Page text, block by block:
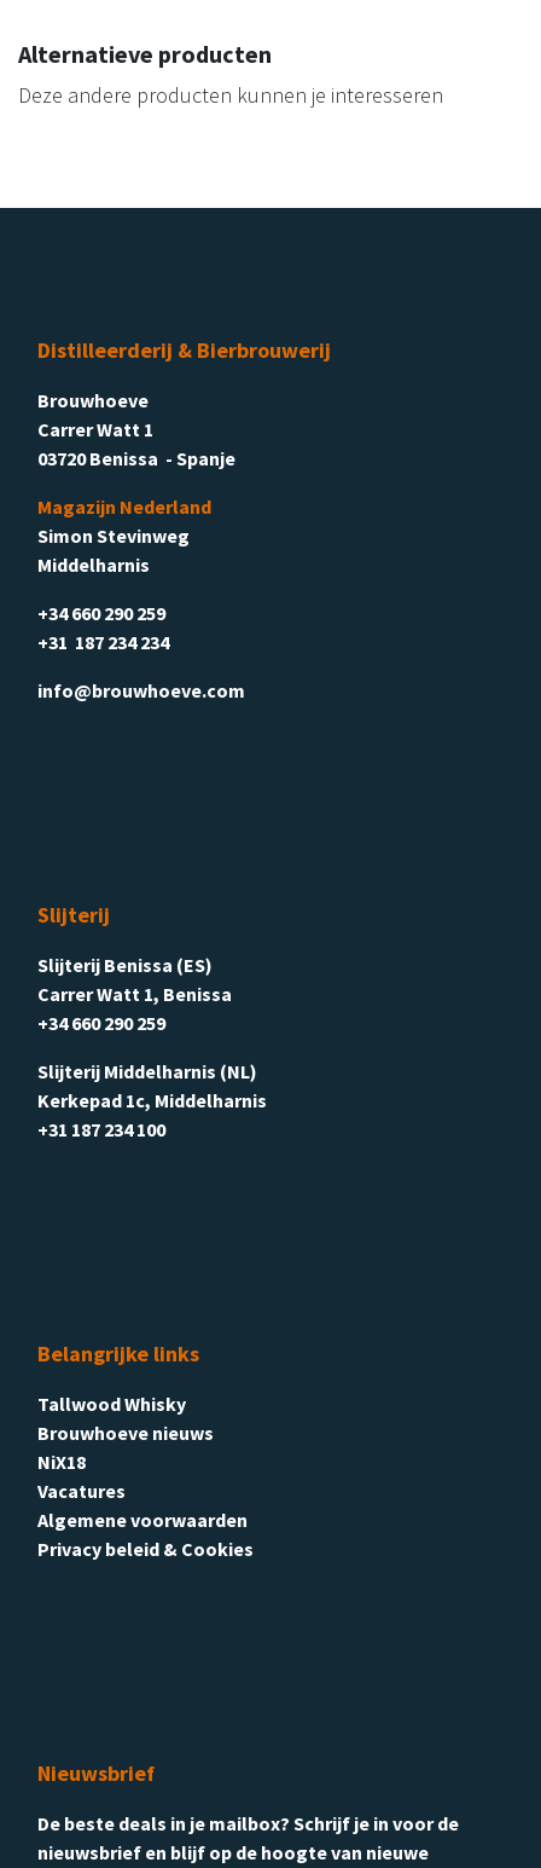
Alternatieve producten
Deze andere producten kunnen je interesseren
Distilleerderij & Bierbrouwerij
Brouwhoeve
Carrer Watt 1
03720 Benissa - Spanje
Magazijn Nederland
Simon Stevinweg
Middelharnis
+34 660 290 259
+31 187 234 234
info@brouwhoeve.com
Slijterij
Slijterij Benissa (ES)
Carrer Watt 1, Benissa
+34 660 290 259
Slijterij Middelharnis (NL)
Kerkepad 1c, Middelharnis
+31 187 234 100
Belangrijke links
Tallwood Whisky
Brouwhoeve nieuws
NiX18
Vacatures
Algemene voorwaarden
Privacy beleid & Cookies
Nieuwsbrief
De beste deals in je mailbox? Schrijf je in voor de
nieuwsbrief en blijf op de hoogte van nieuwe